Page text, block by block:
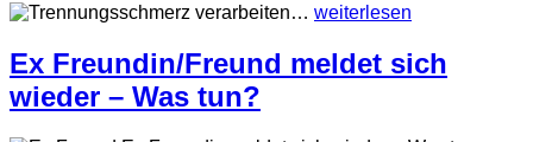
… weiterlesen
Ex Freundin/Freund meldet sich
wieder – Was tun?